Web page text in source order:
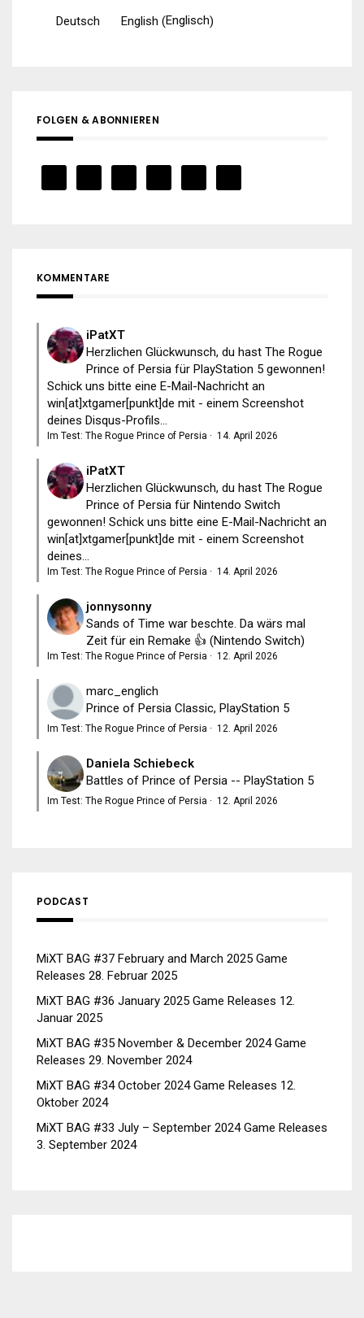
Deutsch English (Englisch)
FOLGEN & ABONNIEREN
KOMMENTARE
iPatXT
Herzlichen Glückwunsch, du hast The Rogue
Prince of Persia für PlayStation 5 gewonnen!
Schick uns bitte eine E-Mail-Nachricht an
win[at]xtgamer[punkt]de mit - einem Screenshot
deines Disqus-Profils...
Im Test: The Rogue Prince of Persia · 14. April 2026
iPatXT
Herzlichen Glückwunsch, du hast The Rogue
Prince of Persia für Nintendo Switch
gewonnen! Schick uns bitte eine E-Mail-Nachricht an
win[at]xtgamer[punkt]de mit - einem Screenshot
deines...
Im Test: The Rogue Prince of Persia · 14. April 2026
jonnysonny
Sands of Time war beschte. Da wärs mal
Zeit für ein Remake 👍 (Nintendo Switch)
Im Test: The Rogue Prince of Persia · 12. April 2026
marc_englich
Prince of Persia Classic, PlayStation 5
Im Test: The Rogue Prince of Persia · 12. April 2026
Daniela Schiebeck
Battles of Prince of Persia -- PlayStation 5
Im Test: The Rogue Prince of Persia · 12. April 2026
PODCAST
MiXT BAG #37 February and March 2025 Game
Releases 28. Februar 2025
MiXT BAG #36 January 2025 Game Releases 12.
Januar 2025
MiXT BAG #35 November & December 2024 Game
Releases 29. November 2024
MiXT BAG #34 October 2024 Game Releases 12.
Oktober 2024
MiXT BAG #33 July – September 2024 Game Releases
3. September 2024